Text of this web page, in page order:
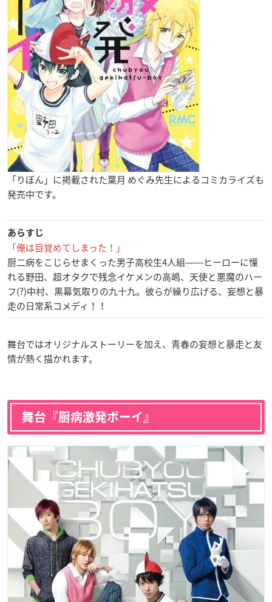
「りぼん」に掲載された葉月 めぐみ先生によるコミカライズも
発売中です。
あらすじ
「俺は目覚めてしまった！」
厨二病をこじらせまくった男子高校生4人組――ヒーローに憧
れる野田、超オタクで残念イケメンの高嶋、天使と悪魔のハー
フ(?)中村、黒幕気取りの九十九。彼らが繰り広げる、妄想と暴
走の日常系コメディ！！
舞台ではオリジナルストーリーを加え、青春の妄想と暴走と友
情が熱く描かれます。
舞台『厨病激発ボーイ』